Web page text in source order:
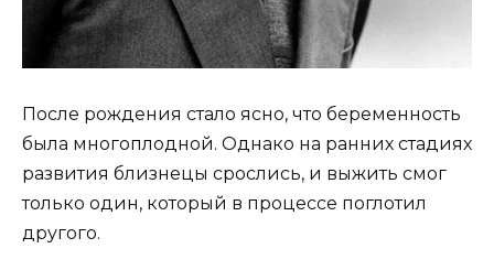
После рождения стало ясно, что беременность
была многоплодной. Однако на ранних стадиях
развития близнецы срослись, и выжить смог
только один, который в процессе поглотил
другого.